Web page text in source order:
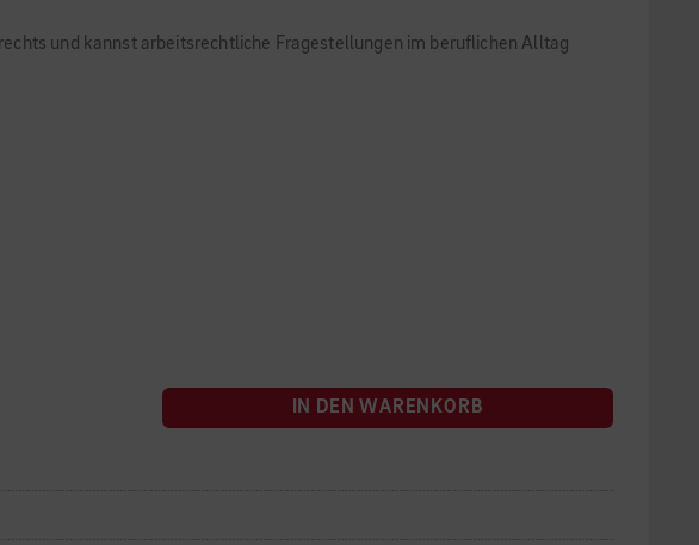
und kannst arbeitsrechtliche Fragestellungen im beruflichen Alltag
IN DEN WARENKORB